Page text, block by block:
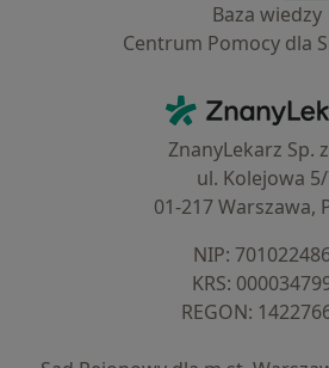
Baza wiedzy
Centrum Pomocy dla
ZnanyLekarz Sp.
ul. Kolejowa
01-217 Warszawa,
NIP:
KRS:
REGON: